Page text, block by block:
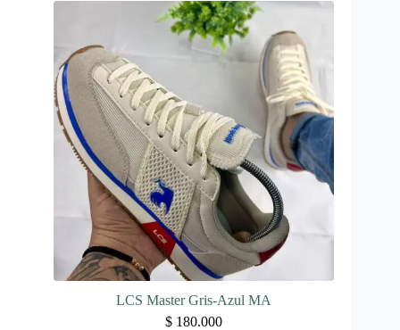
variantes.
Las
opciones
en
la
página
de
producto
LCS Master Gris-Azul MA
$ 180.000